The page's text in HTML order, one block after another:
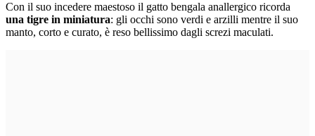
Con il suo incedere maestoso il gatto bengala anallergico ricorda
una tigre in miniatura: gli occhi sono verdi e arzilli mentre il suo
manto, corto e curato, è reso bellissimo dagli screzi maculati.